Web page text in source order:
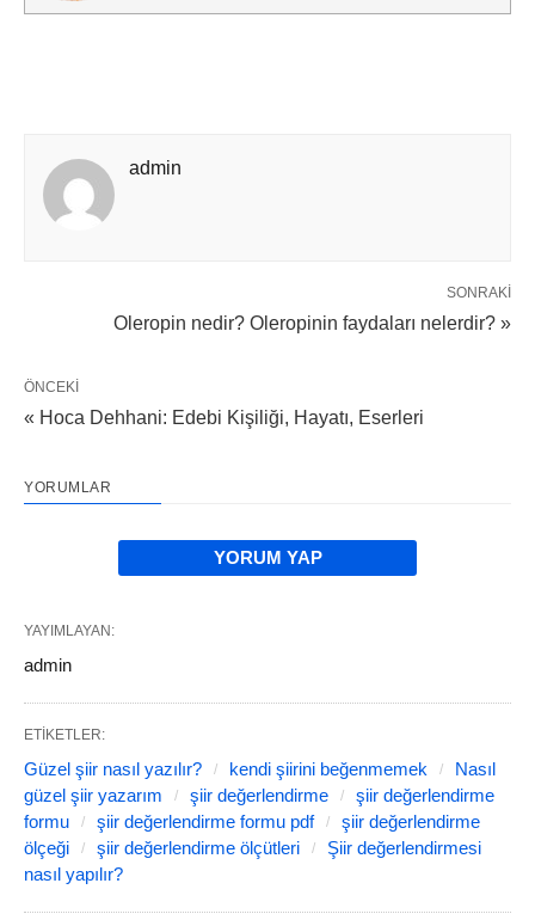
admin
SONRAKI
Oleropin nedir? Oleropinin faydaları nelerdir? »
ÖNCEKI
« Hoca Dehhani: Edebi Kişiliği, Hayatı, Eserleri
YORUMLAR
YORUM YAP
YAYIMLAYAN:
admin
ETIKETLER:
Güzel şiir nasıl yazılır? kendi şiirini beğenmemek
Nasıl
güzel şiir yazarım
şiir değerlendirme
şiir değerlendirme
formu
şiir değerlendirme formu pdf
şiir değerlendirme
ölçeği
şiir değerlendirme ölçütleri
Şiir değerlendirmesi
nasıl yapılır?